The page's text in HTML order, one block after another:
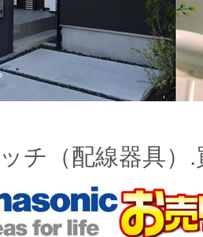
チ（配線器具）